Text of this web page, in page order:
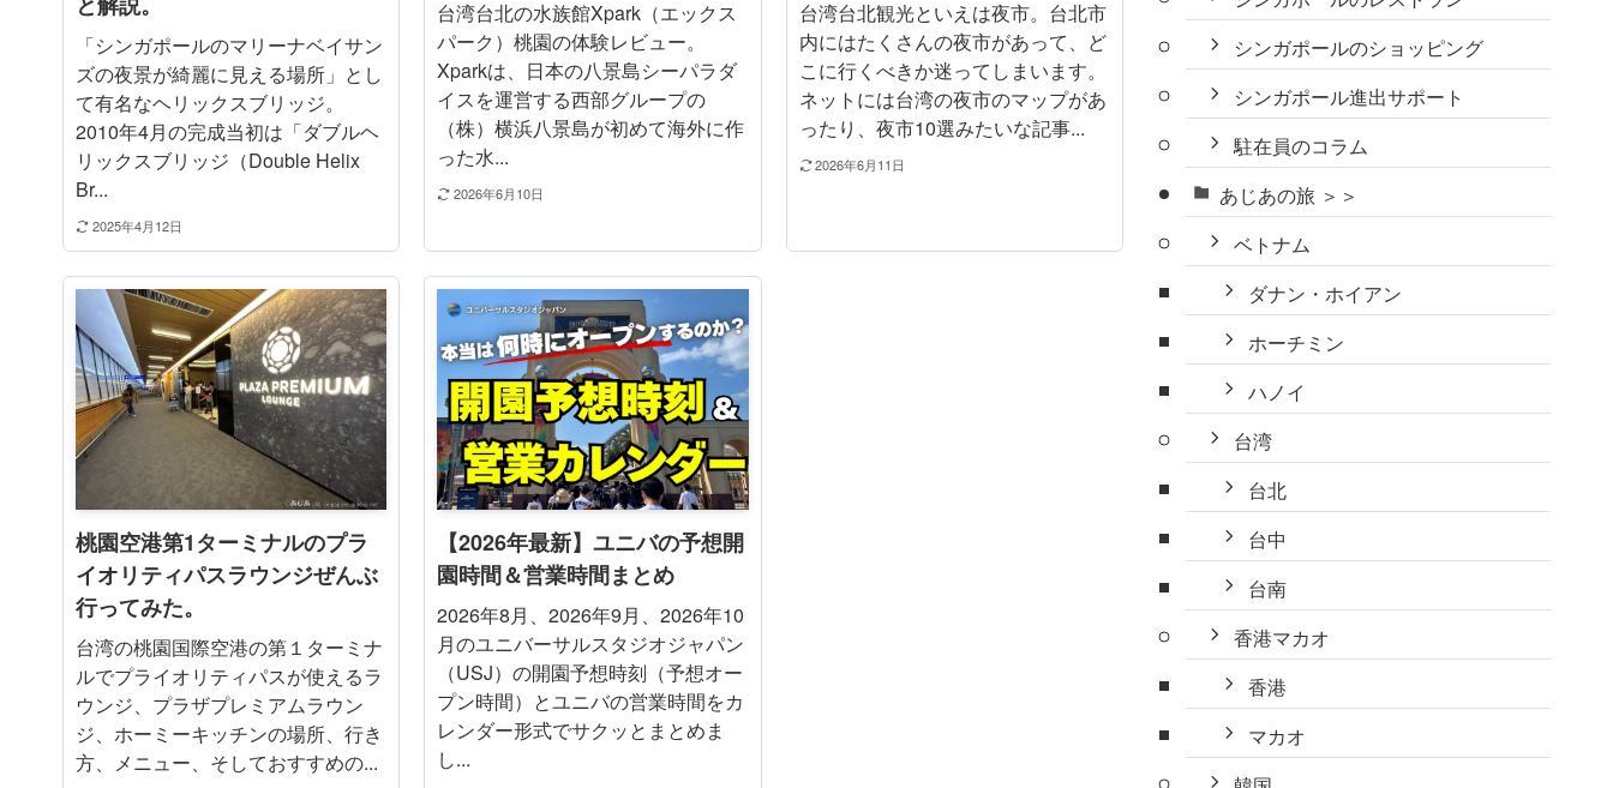
「シンガポールのマリーナベイサン
ズの夜景が綺麗に見える場所」とし
て有名なヘリックスブリッジ。
2010年4月の完成当初は「ダブルヘ
リックスブリッジ（Double Helix
Br...
2025年4月12日
台湾台北の水族館Xpark（エックス
パーク）桃園の体験レビュー。
Xparkは、日本の八景島シーパラダ
イスを運営する西部グループの
（株）横浜八景島が初めて海外に作
った水...
2026年6月10日
台湾台北観光といえは夜市。台北市
内にはたくさんの夜市があって、ど
こに行くべきか迷ってしまいます。
ネットには台湾の夜市のマップがあ
ったり、夜市10選みたいな記事...
2026年6月11日
桃園空港第1ターミナルのプラ
イオリティパスラウンジぜんぶ
行ってみた。
台湾の桃園国際空港の第１ターミナ
ルでプライオリティパスが使えるラ
ウンジ、プラザプレミアムラウン
ジ、ホーミーキッチンの場所、行き
方、メニュー、そしておすすめの...
【2026年最新】ユニバの予想開
園時間＆営業時間まとめ
2026年8月、2026年9月、2026年10
月のユニバーサルスタジオジャパン
（USJ）の開園予想時刻（予想オー
プン時間）とユニバの営業時間をカ
レンダー形式でサクッとまとめま
し...
シンガポールのショッピング
シンガポール進出サポート
駐在員のコラム
あじあの旅 ＞＞
ベトナム
ダナン・ホイアン
ホーチミン
ハノイ
台湾
台北
台中
台南
香港マカオ
香港
マカオ